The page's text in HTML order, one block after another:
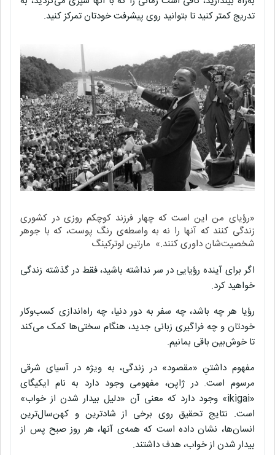
تدریج کمتر کنید تا بتوانید روی پیشرفت خودتان تمرکز کنید.
«رؤیای من این است که چهار فرزند کوچکم روزی در کشوری
زندگی کنند که آنها را نه به واسطه‌ی رنگ پوست، که با جوهر
شخصیت‌شان داوری کنند.» مارتین لوترکینگ
اگر برای آینده رؤیایی در سر نداشته باشید، فقط در گذشته زندگی
خواهید کرد.
رؤیا هر چه باشد، چه سفر به دور دنیا، چه راه‌اندازی کسب‌وکار
خودتان و چه فراگیری زبانی جدید، هنگام سختی‌ها کمک می‌کند
تا خوش‌بین باقی بمانیم.
مفهوم داشتنِ «مقصود» در زندگی، به ویژه در آسیای شرقی
مرسوم است. در ژاپن، مفهومی‌ وجود دارد به نام ایکیگای
«ikigai» وجود دارد که معنی آن «دلیل بیدار شدن از خواب»
است. نتایج تحقیق روی برخی از شادترین و کهن‌سال‌ترین
انسان‌ها، نشان داده است که همه‌ی آنها، هر روز صبح پس از
بیدار شدن از خواب، هدف داشتند.